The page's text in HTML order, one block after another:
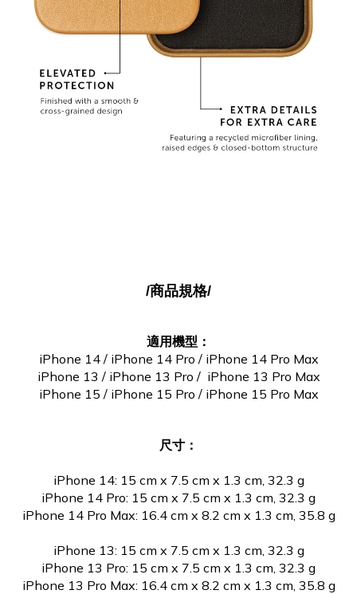
/商品規格/
適用機型：
iPhone 14 / iPhone 14 Pro / iPhone 14 Pro Max
iPhone 13 /iPhone 13 Pro / iPhone 13 Pro Max
iPhone 15 / iPhone 15 Pro / iPhone 15 Pro Max
尺寸：
iPhone 14: 15 cm x 7.5 cm x 1.3 cm, 32.3 g
iPhone 14 Pro: 15 cm x 7.5 cm x 1.3 cm, 32.3 g
iPhone 14 Pro Max: 16.4 cm x 8.2 cm x 1.3 cm, 35.8 g
iPhone 13: 15 cm x 7.5 cm x 1.3 cm, 32.3 g
iPhone 13 Pro: 15 cm x 7.5 cm x 1.3 cm, 32.3 g
iPhone 13 Pro Max: 16.4 cm x 8.2 cm x 1.3 cm, 35.8 g